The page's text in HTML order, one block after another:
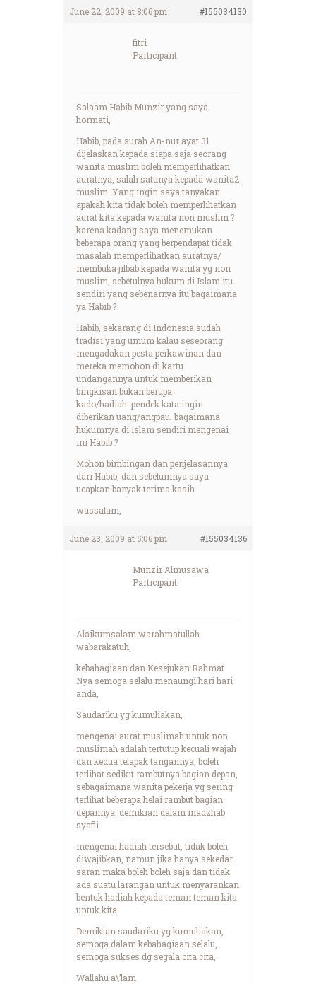
June 22, 2009 at 8:06 pm #155034130
fitri
Participant
Salaam Habib Munzir yang saya
hormati,
Habib, pada surah An-nur ayat 31
dijelaskan kepada siapa saja seorang
wanita muslim boleh memperlihatkan
auratnya, salah satunya kepada wanita2
muslim. Yang ingin saya tanyakan
apakah kita tidak boleh memperlihatkan
aurat kita kepada wanita non muslim ?
karena kadang saya menemukan
beberapa orang yang berpendapat tidak
masalah memperlihatkan auratnya/
membuka jilbab kepada wanita yg non
muslim, sebetulnya hukum di Islam itu
sendiri yang sebenarnya itu bagaimana
ya Habib ?
Habib, sekarang di Indonesia sudah
tradisi yang umum kalau seseorang
mengadakan pesta perkawinan dan
mereka memohon di kartu
undangannya untuk memberikan
bingkisan bukan berupa
kado/hadiah..pendek kata ingin
diberikan uang/angpau. bagaimana
hukumnya di Islam sendiri mengenai
ini Habib ?
Mohon bimbingan dan penjelasannya
dari Habib, dan sebelumnya saya
ucapkan banyak terima kasih.
wassalam,
June 23, 2009 at 5:06 pm #155034136
Munzir Almusawa
Participant
Alaikumsalam warahmatullah
wabarakatuh,
kebahagiaan dan Kesejukan Rahmat
Nya semoga selalu menaungi hari hari
anda,
Saudariku yg kumuliakan,
mengenai aurat muslimah untuk non
muslimah adalah tertutup kecuali wajah
dan kedua telapak tangannya, boleh
terlihat sedikit rambutnya bagian depan,
sebagaimana wanita pekerja yg sering
terlihat beberapa helai rambut bagian
depannya. demikian dalam madzhab
syafii.
mengenai hadiah tersebut, tidak boleh
diwajibkan, namun jika hanya sekedar
saran maka boleh boleh saja dan tidak
ada suatu larangan untuk menyarankan
bentuk hadiah kepada teman teman kita
untuk kita.
Demikian saudariku yg kumuliakan,
semoga dalam kebahagiaan selalu,
semoga sukses dg segala cita cita,
Wallahu a\’lam